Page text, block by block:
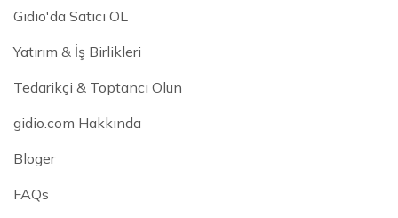
Gidio'da Satıcı OL
Yatırım & İş Birlikleri
Tedarikçi & Toptancı Olun
gidio.com Hakkında
Bloger
FAQs